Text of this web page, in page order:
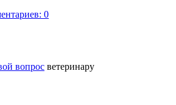
0
вопрос ветеринару